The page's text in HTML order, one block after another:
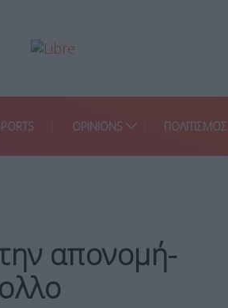
OPINIONS ΠΟΛΙΤΙΣΜΟΣ
απονομή-